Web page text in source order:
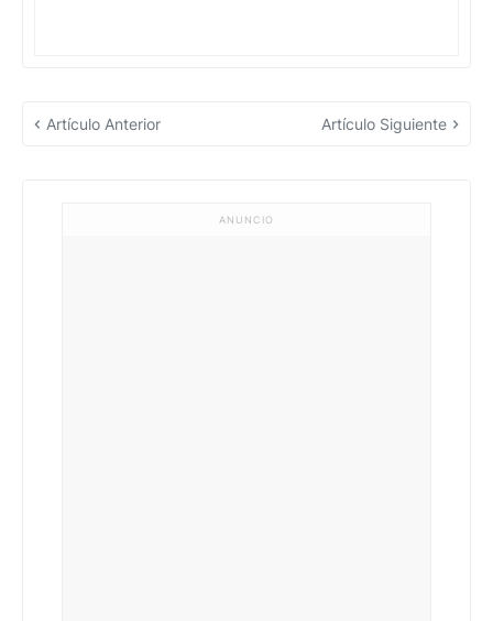
Artículo Anterior Artículo Siguiente
ANUNCIO